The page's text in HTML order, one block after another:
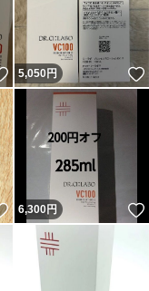
いいね！
5,050円
いいね！
6,300円